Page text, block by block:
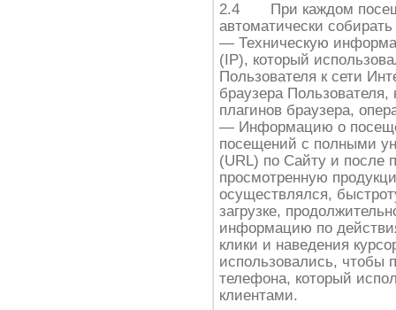
2.4 При каждом
автоматически
— Техническую
(IP), который
Пользователя к сети
браузера Пользователя,
плагинов браузера,
— Информацию о
посещений с полными
(URL) по Сайту и после
просмотренную
осуществлялся,
загрузке,
информацию по
клики и наведения
использовались, чтобы
телефона, который
клиентами.